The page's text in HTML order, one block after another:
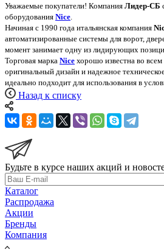
Уважаемые покупатели! Компания Лидер-СБ
оборудования Nice
Начиная с 1990 года итальянская компания
автоматизированные системы для ворот,
момент занимает одну из лидирующих
Торговая марка Nice хорошо известна во
оригинальный дизайн и надежное
идеально подходит для использования в
Назад к списку
Будьте в курсе наших акций и
Каталог
Распродажа
Акции
Бренды
Компания